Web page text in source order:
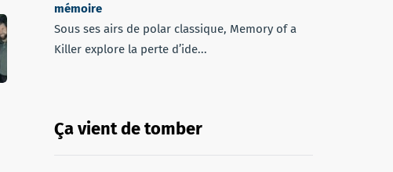
mémoire
Sous ses airs de polar classique, Memory of a
Killer explore la perte d’ide...
Ça vient de tomber